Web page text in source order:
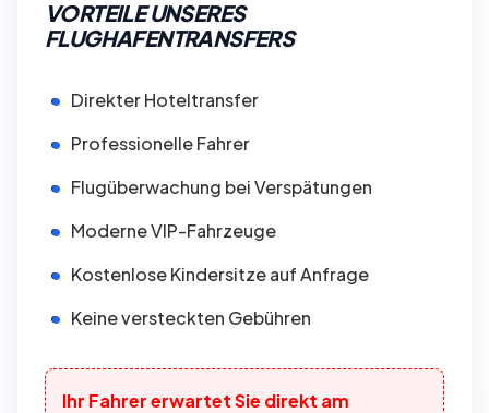
VORTEILE UNSERES
FLUGHAFENTRANSFERS
Direkter Hoteltransfer
Professionelle Fahrer
Flugüberwachung bei Verspätungen
Moderne VIP-Fahrzeuge
Kostenlose Kindersitze auf Anfrage
Keine versteckten Gebühren
Ihr Fahrer erwartet Sie direkt am